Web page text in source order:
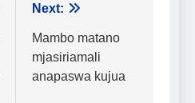
Next:
Mambo matano
mjasiriamali
anapaswa kujua